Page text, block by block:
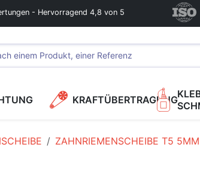
- Hervorragend 4,8 von 5
KRAFTÜBERTRAGUNG
ZAHNRIEMENSCHEIBE T5 5MM